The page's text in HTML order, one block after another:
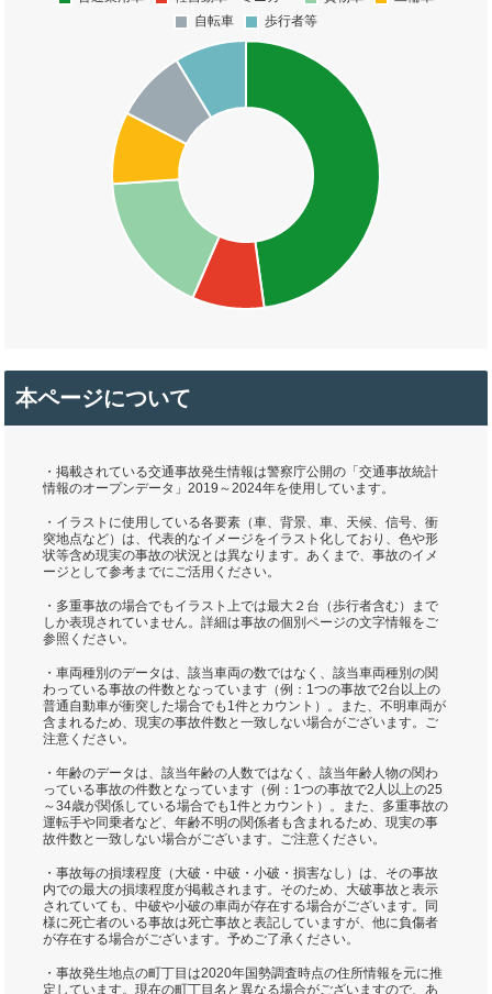
本ページについて
・掲載されている交通事故発生情報は警察庁公開の「交通事故統計
情報のオープンデータ」2019～2024年を使用しています。
・イラストに使用している各要素（車、背景、車、天候、信号、衝
突地点など）は、代表的なイメージをイラスト化しており、色や形
状等含め現実の事故の状況とは異なります。あくまで、事故のイメ
ージとして参考までにご活用ください。
・多重事故の場合でもイラスト上では最大２台（歩行者含む）まで
しか表現されていません。詳細は事故の個別ページの文字情報をご
参照ください。
・車両種別のデータは、該当車両の数ではなく、該当車両種別の関
わっている事故の件数となっています（例：1つの事故で2台以上の
普通自動車が衝突した場合でも1件とカウント）。また、不明車両が
含まれるため、現実の事故件数と一致しない場合がございます。ご
注意ください。
・年齢のデータは、該当年齢の人数ではなく、該当年齢人物の関わ
っている事故の件数となっています（例：1つの事故で2人以上の25
～34歳が関係している場合でも1件とカウント）。また、多重事故の
運転手や同乗者など、年齢不明の関係者も含まれるため、現実の事
故件数と一致しない場合がございます。ご注意ください。
・事故毎の損壊程度（大破・中破・小破・損害なし）は、その事故
内での最大の損壊程度が掲載されます。そのため、大破事故と表示
されていても、中破や小破の車両が存在する場合がございます。同
様に死亡者のいる事故は死亡事故と表記していますが、他に負傷者
が存在する場合がございます。予めご了承ください。
・事故発生地点の町丁目は2020年国勢調査時点の住所情報を元に推
定しています。現在の町丁目名と異なる場合がございますので、あ